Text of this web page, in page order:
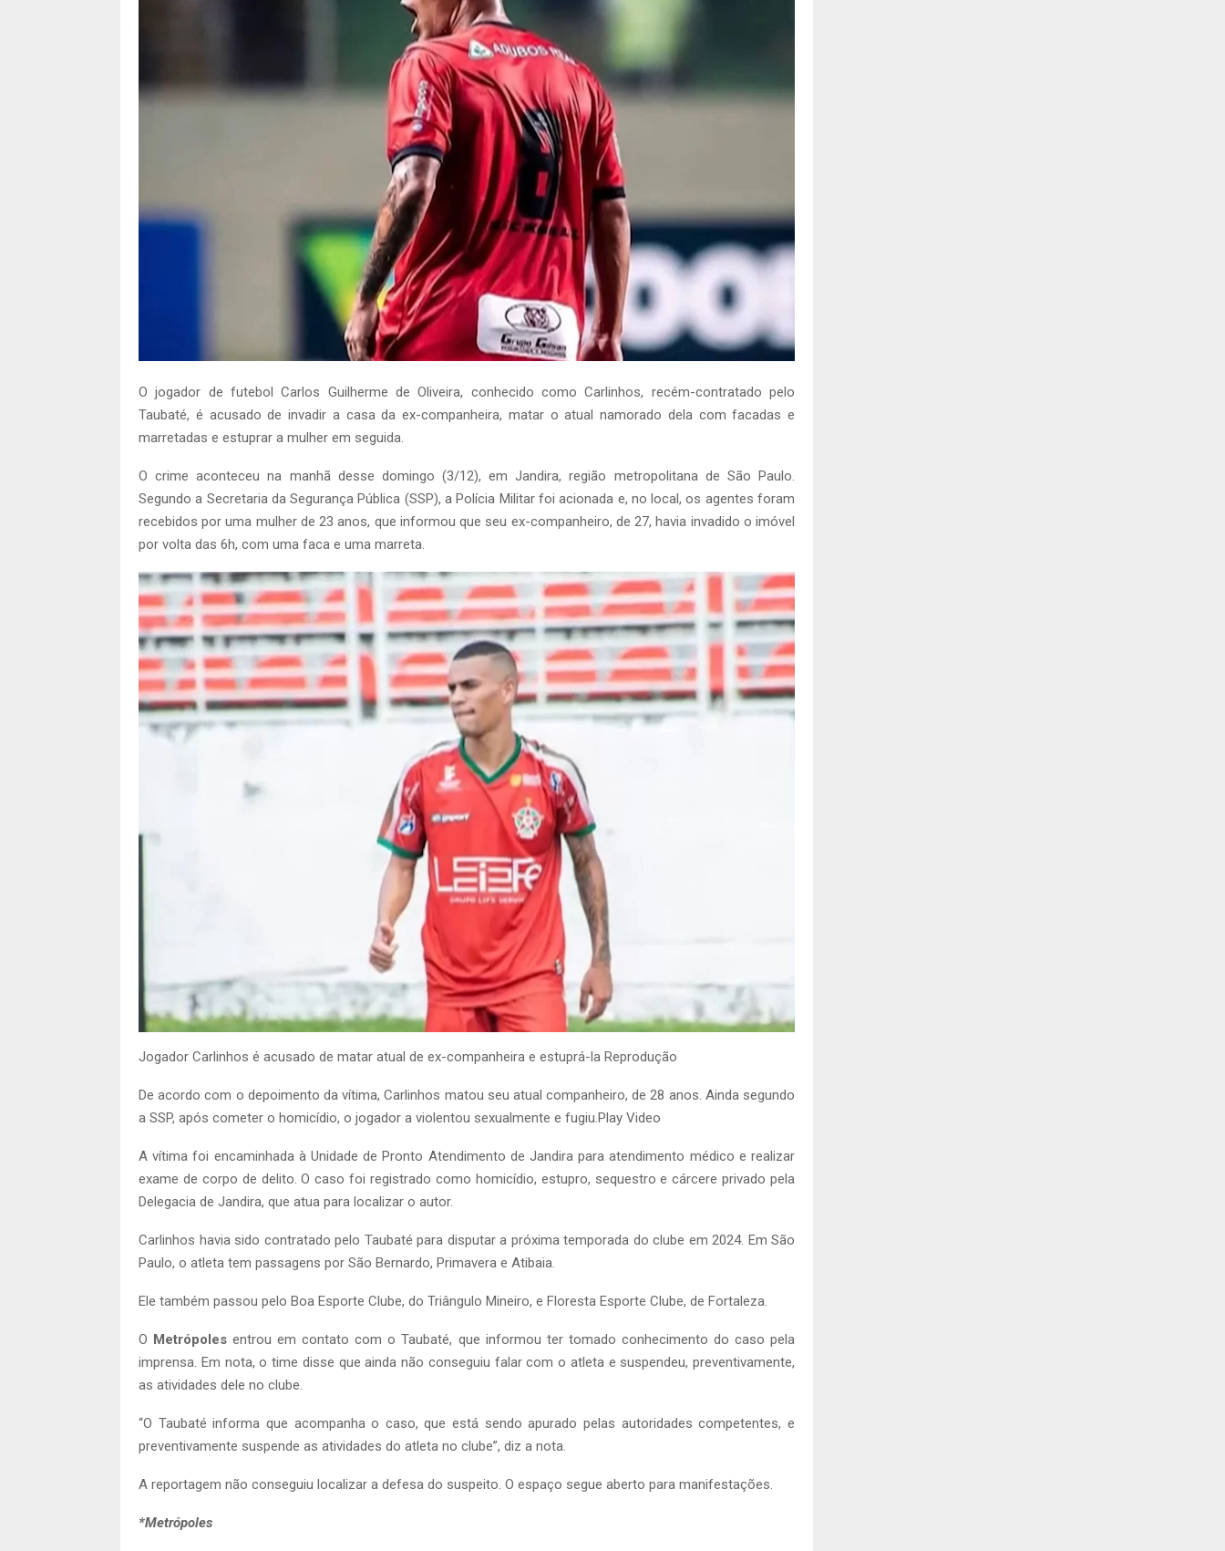
O jogador de futebol Carlos Guilherme de Oliveira, conhecido como Carlinhos, recém-contratado pelo
Taubaté, é acusado de invadir a casa da ex-companheira, matar o atual namorado dela com facadas e
marretadas e estuprar a mulher em seguida.
O crime aconteceu na manhã desse domingo (3/12), em Jandira, região metropolitana de São Paulo.
Segundo a Secretaria da Segurança Pública (SSP), a Polícia Militar foi acionada e, no local, os agentes foram
recebidos por uma mulher de 23 anos, que informou que seu ex-companheiro, de 27, havia invadido o imóvel
por volta das 6h, com uma faca e uma marreta.
Jogador Carlinhos é acusado de matar atual de ex-companheira e estuprá-la Reprodução
De acordo com o depoimento da vítima, Carlinhos matou seu atual companheiro, de 28 anos. Ainda segundo
a SSP, após cometer o homicídio, o jogador a violentou sexualmente e fugiu.Play Video
A vítima foi encaminhada à Unidade de Pronto Atendimento de Jandira para atendimento médico e realizar
exame de corpo de delito. O caso foi registrado como homicídio, estupro, sequestro e cárcere privado pela
Delegacia de Jandira, que atua para localizar o autor.
Carlinhos havia sido contratado pelo Taubaté para disputar a próxima temporada do clube em 2024. Em São
Paulo, o atleta tem passagens por São Bernardo, Primavera e Atibaia.
Ele também passou pelo Boa Esporte Clube, do Triângulo Mineiro, e Floresta Esporte Clube, de Fortaleza.
O Metrópoles entrou em contato com o Taubaté, que informou ter tomado conhecimento do caso pela
imprensa. Em nota, o time disse que ainda não conseguiu falar com o atleta e suspendeu, preventivamente,
as atividades dele no clube.
“O Taubaté informa que acompanha o caso, que está sendo apurado pelas autoridades competentes, e
preventivamente suspende as atividades do atleta no clube”, diz a nota.
A reportagem não conseguiu localizar a defesa do suspeito. O espaço segue aberto para manifestações.
*Metrópoles